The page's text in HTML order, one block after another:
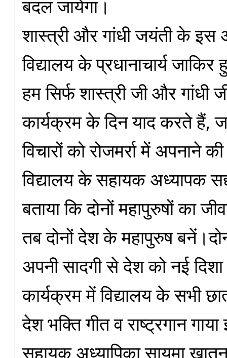
बदल जायेगा।
शास्त्री और गांधी जयंती के इस
विद्यालय के प्रधानाचार्य
हम सिर्फ शास्त्री जी और गांधी
कार्यक्रम के दिन याद करते हैं,
विचारों को रोजमर्रा में अपनाने
विद्यालय के सहायक अध्यापक
बताया कि दोनों महापुरुषों का
तब दोनों देश के महापुरुष
अपनी सादगी से देश को नई
कार्यक्रम में विद्यालय के सभी
देश भक्ति गीत व राष्ट्रगान
सहायक अध्यापिका सायमा